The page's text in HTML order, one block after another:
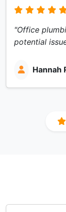
"Office
potential
Hannah